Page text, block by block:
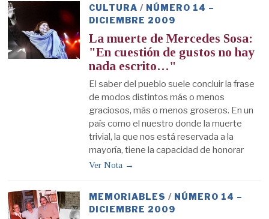
CULTURA / NÚMERO 14 –
DICIEMBRE 2009
La muerte de Mercedes Sosa:
"En cuestión de gustos no hay
nada escrito…"
El saber del pueblo suele concluir la frase
de modos distintos más o menos
graciosos, más o menos groseros. En un
país como el nuestro donde la muerte
trivial, la que nos está reservada a la
mayoría, tiene la capacidad de honorar
Ver Nota →
MEMORIABLES / NÚMERO 14 –
DICIEMBRE 2009